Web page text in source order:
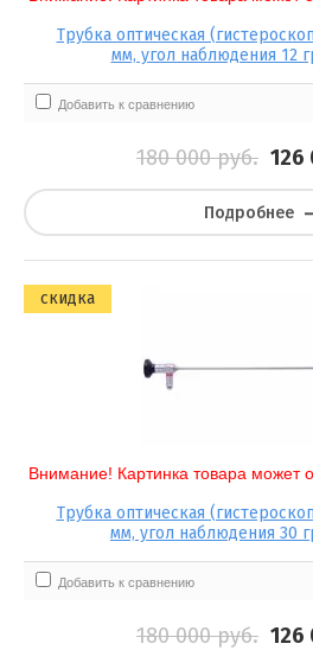
Трубка оптическая
мм, угол наблюдения 12
Добавить к сравнению
180 000руб. 126
Подробнее
скидка
Внимание! Картинка товара может
Трубка оптическая
мм, угол наблюдения 30
Добавить к сравнению
180 000руб. 126